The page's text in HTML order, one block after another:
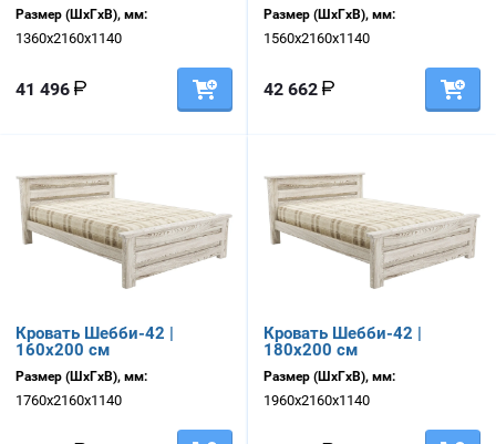
Размер (ШхГхВ), мм:
1360х2160х1140
41 496
Размер (ШхГхВ), мм:
1560х2160х1140
42 662
Кровать Шебби-42 |
160х200 см
Размер (ШхГхВ), мм:
1760х2160х1140
Кровать Шебби-42 |
180х200 см
Размер (ШхГхВ), мм:
1960х2160х1140